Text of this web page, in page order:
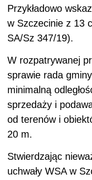
Przykładowo
w Szczecinie z 13
SA/Sz 347/19).
W rozpatrywanej
sprawie rada
minimalną
sprzedaży i
od terenów i
20 m.
Stwierdzając
uchwały WSA w